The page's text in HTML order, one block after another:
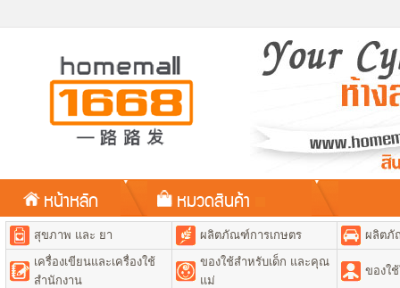
หน้าหลัก หมวดสินค้า
สุขภาพ และ ยา ผลิตภัณฑ์การเกษตร
ผลิตภั
เครื่องเขียนและเครื่องใช้
สำนักงาน
ของใช้สำหรับเด็ก และคุณ
แม่
ของใ